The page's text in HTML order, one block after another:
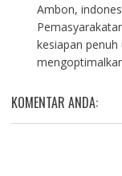
Ambon,
kesiapan
KOMENTAR ANDA: